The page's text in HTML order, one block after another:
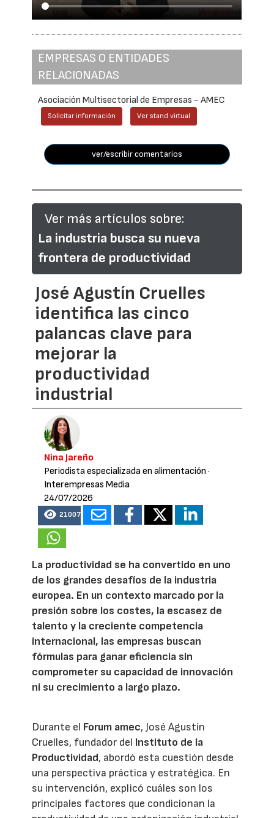
EMPRESAS O ENTIDADES
RELACIONADAS
Asociación Multisectorial de Empresas - AMEC
Solicitar información Ver stand virtual
ver/escribir comentarios
Ver más artículos sobre:
La industria busca su nueva
frontera de productividad
José Agustín Cruelles
identifica las cinco
palancas clave para
mejorar la
productividad
industrial
Nina Jareño
Periodista especializada en alimentación ·
Interempresas Media
24/07/2026
21007
La productividad se ha convertido en uno
de los grandes desafíos de la industria
europea. En un contexto marcado por la
presión sobre los costes, la escasez de
talento y la creciente competencia
internacional, las empresas buscan
fórmulas para ganar eficiencia sin
comprometer su capacidad de innovación
ni su crecimiento a largo plazo.
Durante el Forum amec, José Agustín
Cruelles, fundador del Instituto de la
Productividad, abordó esta cuestión desde
una perspectiva práctica y estratégica. En
su intervención, explicó cuáles son los
principales factores que condicionan la